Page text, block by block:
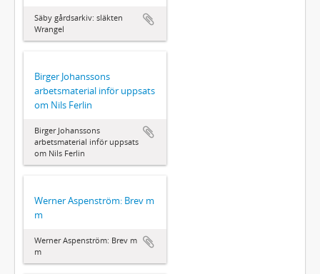
Säby gårdsarkiv: släkten
Wrangel
Birger Johanssons
arbetsmaterial inför uppsats
om Nils Ferlin
Birger Johanssons
arbetsmaterial inför uppsats
om Nils Ferlin
Werner Aspenström: Brev m
m
Werner Aspenström: Brev m
m